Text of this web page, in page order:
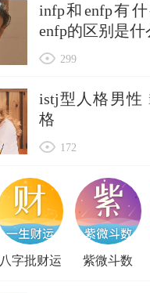
infp和enfp有
enfp的区别是什
299
istj型人格男性
格
172
八字批财运 紫微斗数